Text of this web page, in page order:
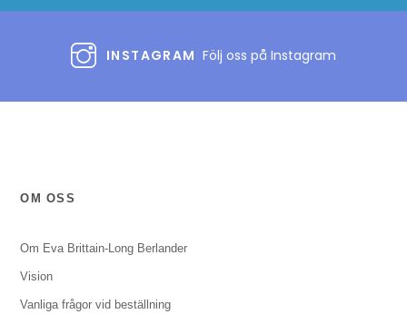
INSTAGRAM Följ oss på Instagram
OM OSS
Om Eva Brittain-Long Berlander
Vision
Vanliga frågor vid beställning